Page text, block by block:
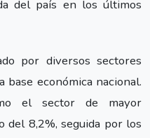
del país en los últimos
por diversos sectores
económica nacional.
el sector de mayor
del 8,2%, seguida por los